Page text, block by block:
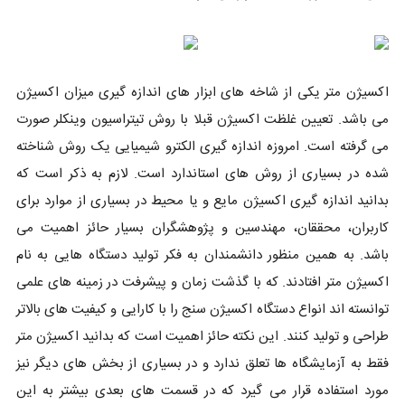
اکسیژن متر یکی از شاخه های ابزار های اندازه گیری میزان اکسیژن
می باشد. تعیین غلظت اکسیژن قبلا با روش تیتراسیون وینکلر صورت
می گرفته است. امروزه اندازه گیری الکترو شیمیایی یک روش شناخته
شده در بسیاری از روش های استاندارد است. لازم به ذکر است که
بدانید اندازه گیری اکسیژن مایع و یا محیط در بسیاری از موارد برای
کاربران، محققان، مهندسین و پژوهشگران بسیار حائز اهمیت می
باشد. به همین منظور دانشمندان به فکر تولید دستگاه هایی به نام
اکسیژن متر افتادند. که با گذشت زمان و پیشرفت در زمینه های علمی
توانسته اند انواع دستگاه اکسیژن سنج را با کارایی و کیفیت های بالاتر
طراحی و تولید کنند. این نکته حائز اهمیت است که بدانید اکسیژن متر
فقط به آزمایشگاه ها تعلق ندارد و در بسیاری از بخش های دیگر نیز
مورد استفاده قرار می گیرد که در قسمت های بعدی بیشتر به این